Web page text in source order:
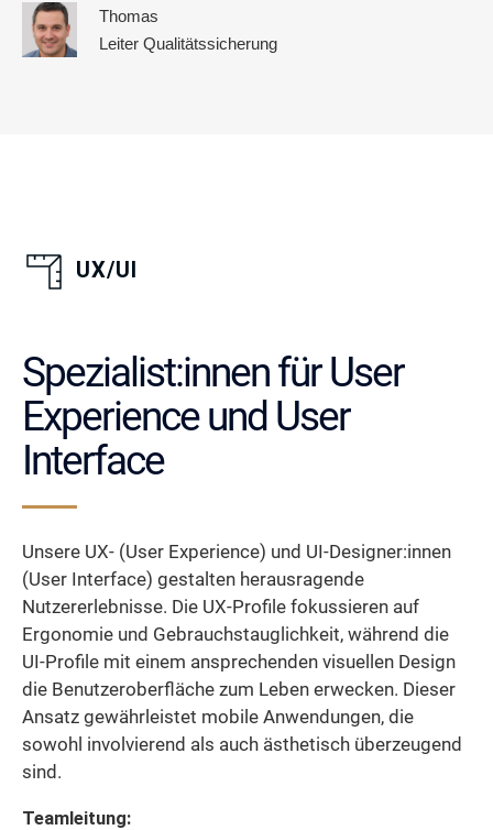
Thomas
Leiter Qualitätssicherung
UX/UI
Spezialist:innen für User
Experience und User
Interface
Unsere UX- (User Experience) und UI-Designer:innen
(User Interface) gestalten herausragende
Nutzererlebnisse. Die UX-Profile fokussieren auf
Ergonomie und Gebrauchstauglichkeit, während die
UI-Profile mit einem ansprechenden visuellen Design
die Benutzeroberfläche zum Leben erwecken. Dieser
Ansatz gewährleistet mobile Anwendungen, die
sowohl involvierend als auch ästhetisch überzeugend
sind.
Teamleitung: